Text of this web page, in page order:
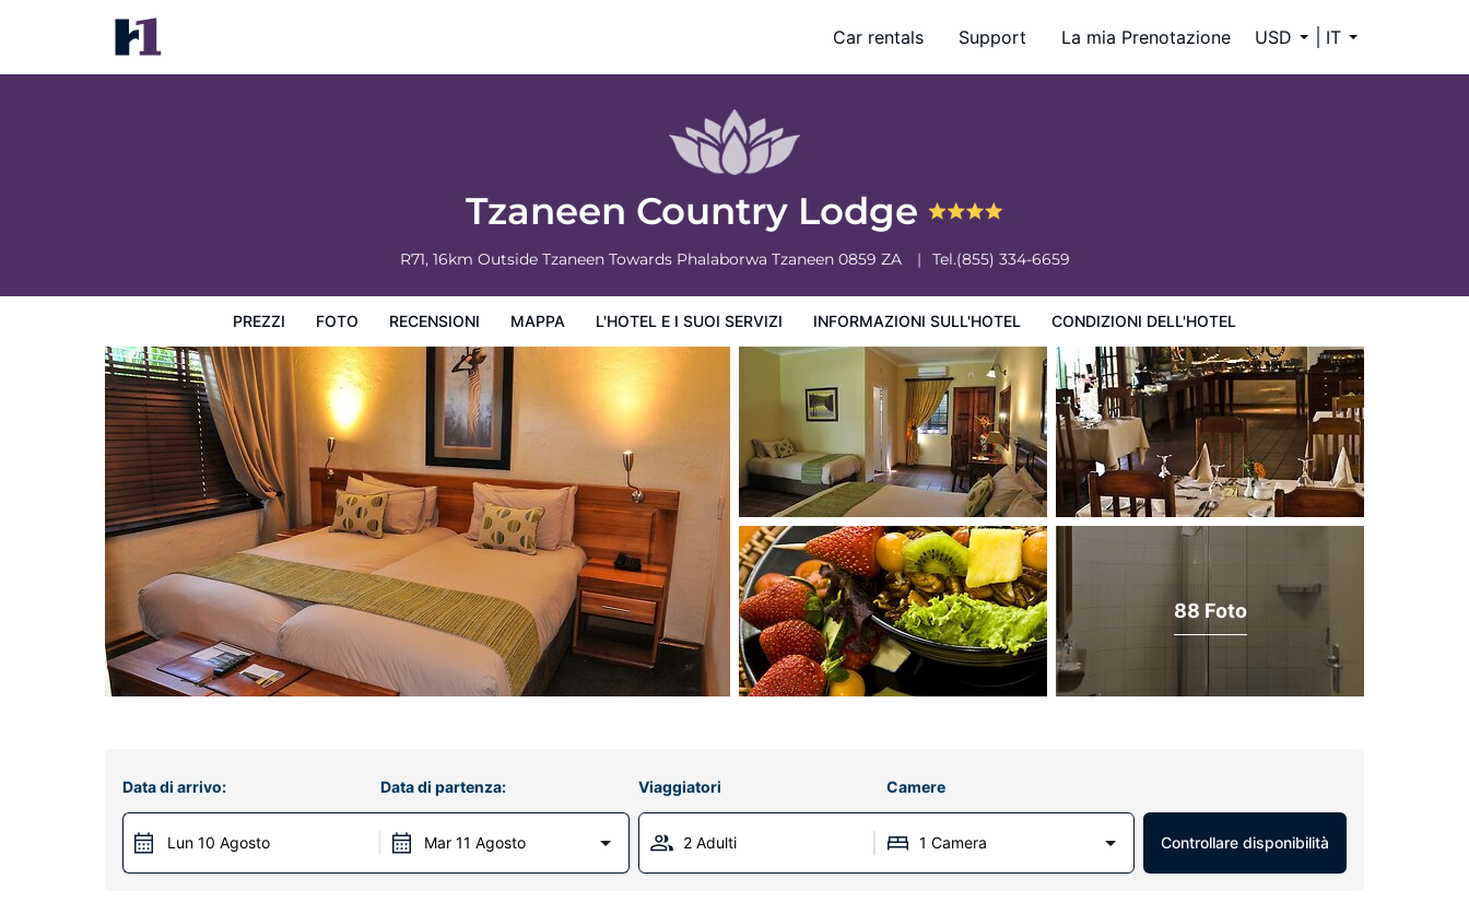
Car rentals Support La mia Prenotazione USD IT
Tzaneen Country Lodge
R71, 16km Outside Tzaneen Towards Phalaborwa Tzaneen 0859 ZA Tel.(855) 334-6659
PREZZI FOTO RECENSIONI MAPPA L'HOTEL E I SUOI SERVIZI INFORMAZIONI SULL'HOTEL CONDIZIONI DELL'HOTEL
Tzaneen Country Lodge
Prezzi Condizioni dell'hotel
88 Foto
Data di arrivo:
Lun 10 Agosto
Data di partenza:
Mar 11 Agosto
Viaggiatori Camere
2 Adulti 1 Camera Controllare disponibilità